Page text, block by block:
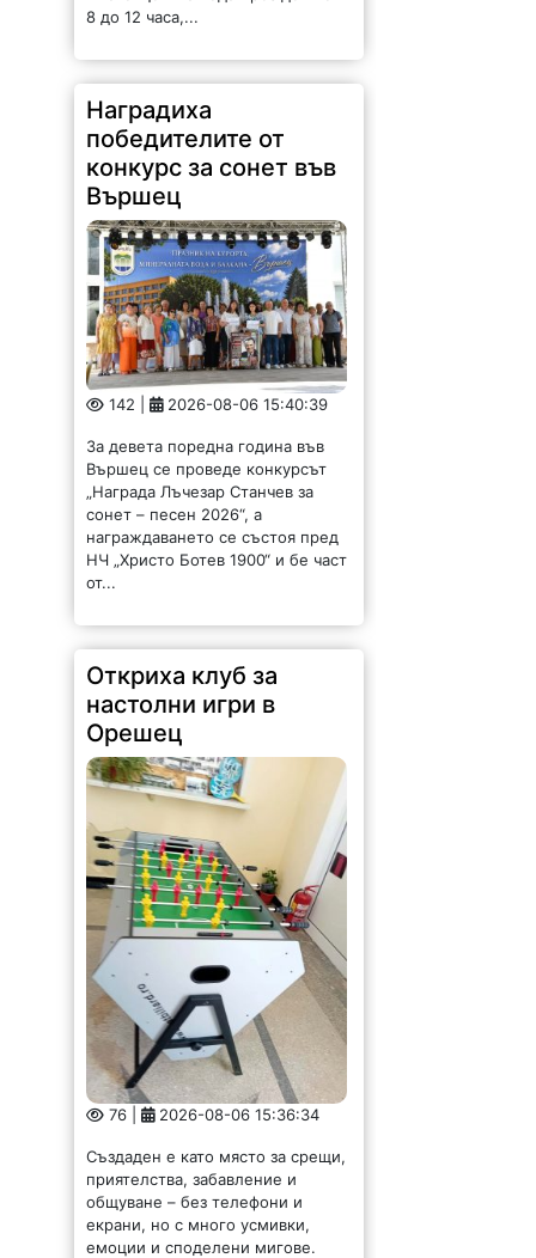
8 до 12 часа,...
Наградиха
победителите от
конкурс за сонет във
Вършец
142 | 2026-08-06 15:40:39
За девета поредна година във
Вършец се проведе конкурсът
„Награда Лъчезар Станчев за
сонет – песен 2026“, а
награждаването се състоя пред
НЧ „Христо Ботев 1900“ и бе част
от...
Откриха клуб за
настолни игри в
Орешец
76 | 2026-08-06 15:36:34
Създаден е като място за срещи,
приятелства, забавление и
общуване – без телефони и
екрани, но с много усмивки,
емоции и споделени мигове.